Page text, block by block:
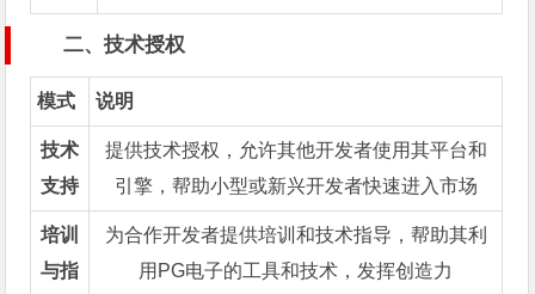
二、技术授权
模式 说明
技术
支持
提供技术授权，允许其他开发者使用其平台和
引擎，帮助小型或新兴开发者快速进入市场
培训
与指
为合作开发者提供培训和技术指导，帮助其利
用PG电子的工具和技术，发挥创造力